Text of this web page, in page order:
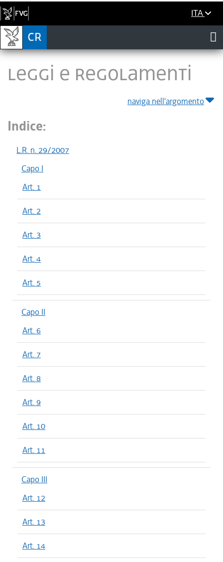
ITA
LEGGI E REGOLAMENTI
naviga nell'argomento
Indice:
L.R. n. 29/2007
Capo I
Art. 1
Art. 2
Art. 3
Art. 4
Art. 5
Capo II
Art. 6
Art. 7
Art. 8
Art. 9
Art. 10
Art. 11
Capo III
Art. 12
Art. 13
Art. 14